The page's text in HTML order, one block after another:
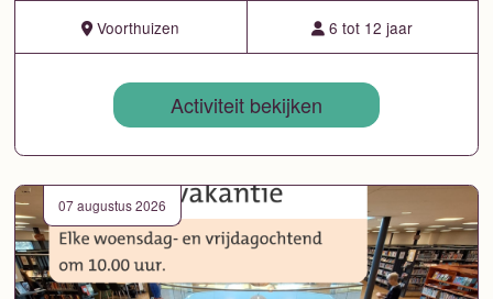
Voorthuizen 6 tot 12 jaar
Activiteit bekijken
07 augustus 2026